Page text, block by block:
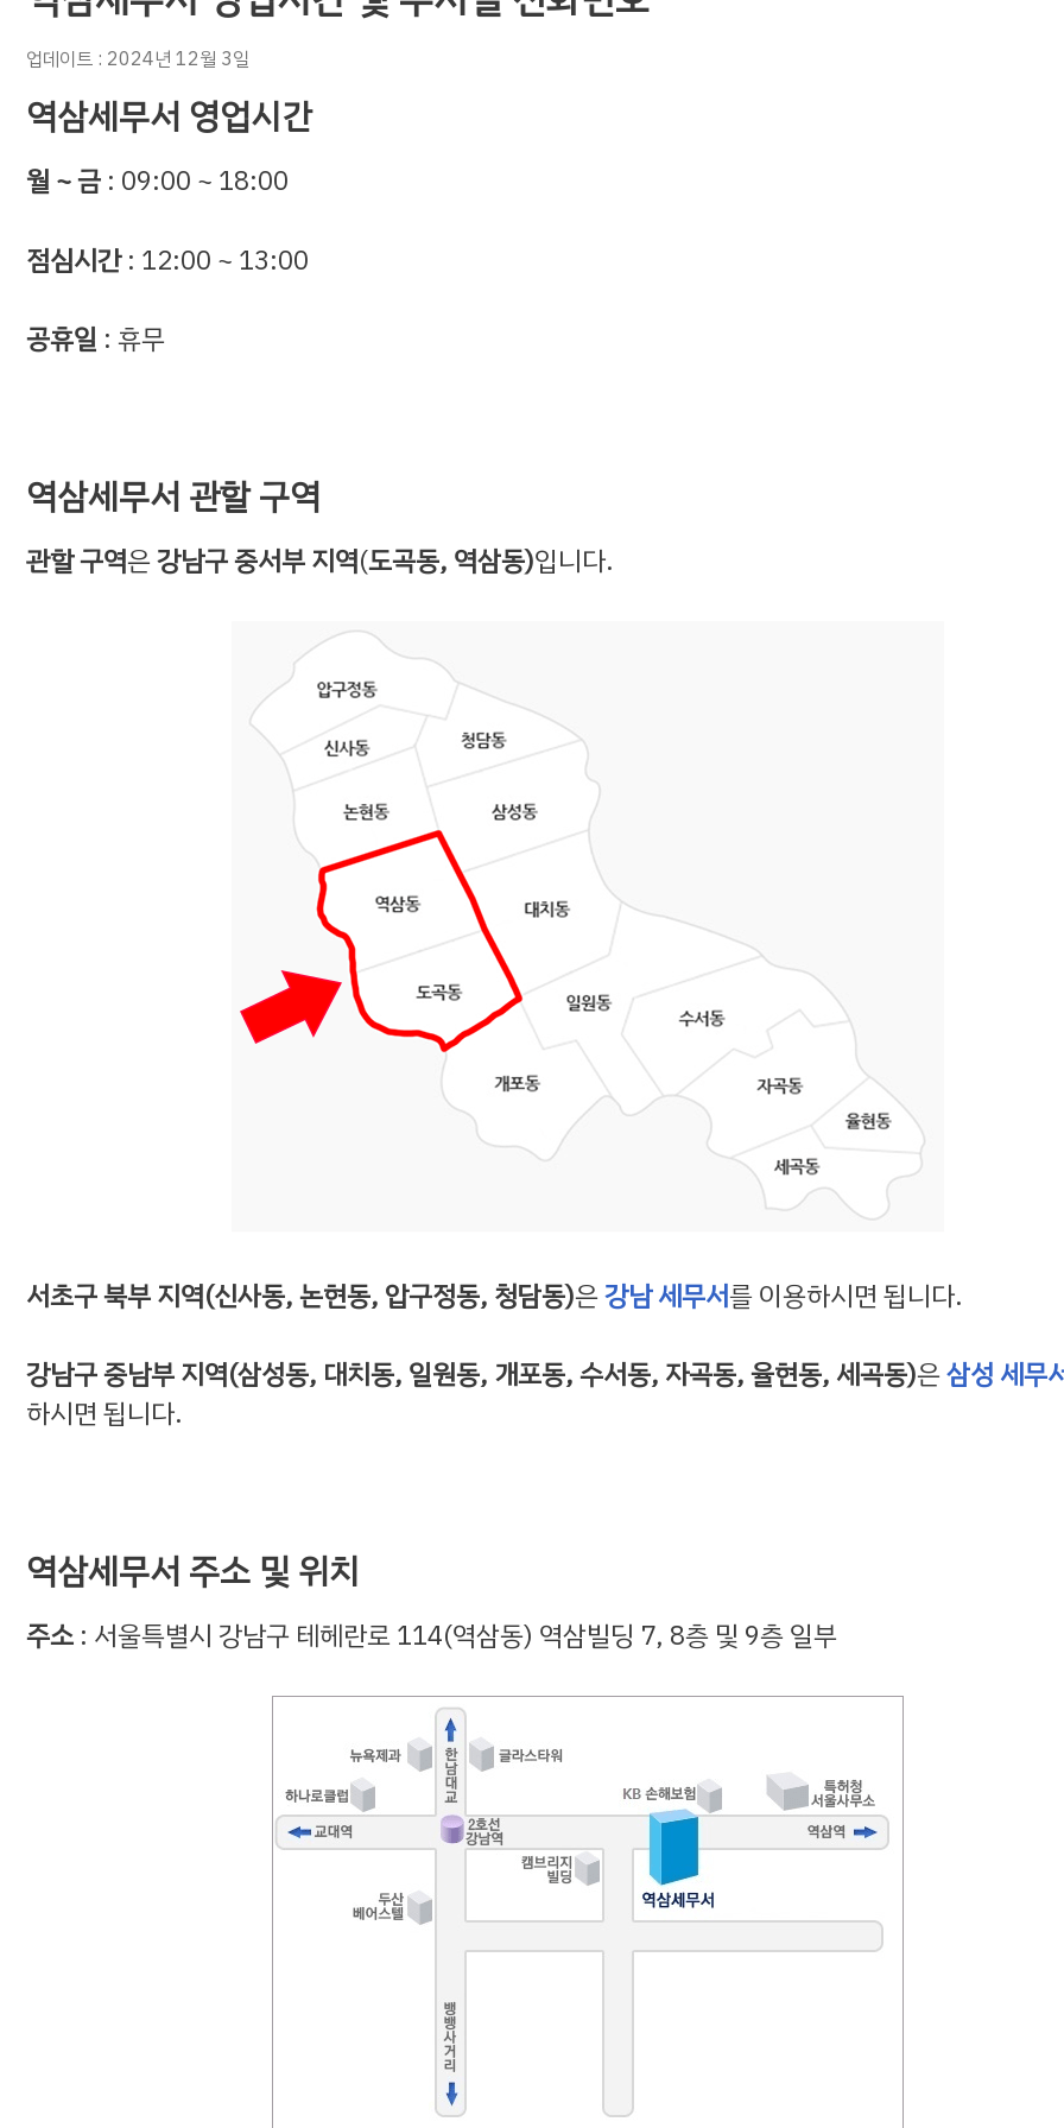
업데이트 : 2024년 12월 3일
역삼세무서 영업시간
월 ~ 금 : 09:00 ~ 18:00
점심시간: 12:00 ~ 13:00
공휴일 : 휴무
역삼세무서 관할 구역
관할 구역은강남구 중서부 지역(도곡동, 역삼동)입니다.
서초구 북부 지역(신사동, 논현동, 압구정동, 청담동)은강남 세무서를 이용하시면 됩니다.
강남구 중남부 지역(삼성동, 대치동, 일원동, 개포동, 수서동, 자곡동, 율현동, 세곡동)은삼성 세무
하시면 됩니다.
역삼세무서 주소 및 위치
주소 : 서울특별시 강남구 테헤란로 114(역삼동) 역삼빌딩 7, 8층 및 9층 일부